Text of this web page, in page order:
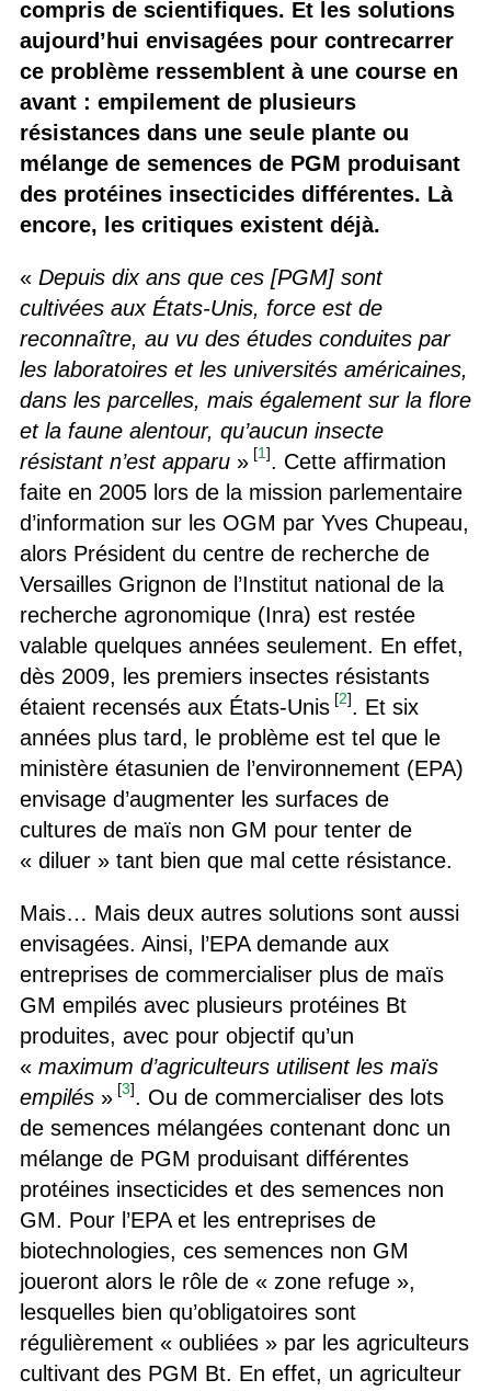
compris de scientifiques. Et les solutions
aujourd’hui envisagées pour contrecarrer
ce problème ressemblent à une course en
avant : empilement de plusieurs
résistances dans une seule plante ou
mélange de semences de PGM produisant
des protéines insecticides différentes. Là
encore, les critiques existent déjà.
« Depuis dix ans que ces [PGM] sont
cultivées aux États-Unis, force est de
reconnaître, au vu des études conduites par
les laboratoires et les universités américaines,
dans les parcelles, mais également sur la flore
et la faune alentour, qu’aucun insecte
résistant n’est apparu» [1]. Cette affirmation
faite en 2005 lors de la mission parlementaire
d’information sur les OGM par Yves Chupeau,
alors Président du centre de recherche de
Versailles Grignon de l’Institut national de la
recherche agronomique (Inra) est restée
valable quelques années seulement. En effet,
dès 2009, les premiers insectes résistants
étaient recensés aux États-Unis [2]. Et six
années plus tard, le problème est tel que le
ministère étasunien de l’environnement (EPA)
envisage d’augmenter les surfaces de
cultures de maïs non GM pour tenter de
« diluer » tant bien que mal cette résistance.
Mais… Mais deux autres solutions sont aussi
envisagées. Ainsi, l’EPA demande aux
entreprises de commercialiser plus de maïs
GM empilés avec plusieurs protéines Bt
produites, avec pour objectif qu’un
« maximum d’agriculteurs utilisent les maïs
empilés» [3]. Ou de commercialiser des lots
de semences mélangées contenant donc un
mélange de PGM produisant différentes
protéines insecticides et des semences non
GM. Pour l’EPA et les entreprises de
biotechnologies, ces semences non GM
joueront alors le rôle de « zone refuge »,
lesquelles bien qu’obligatoires sont
régulièrement « oubliées » par les agriculteurs
cultivant des PGM Bt. En effet, un agriculteur